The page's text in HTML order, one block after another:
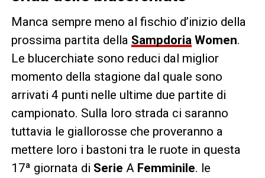
Manca sempre meno al fischio d’inizio della
prossima partita della SampdoriaWomen.
Le blucerchiate sono reduci dal miglior
momento della stagione dal quale sono
arrivati 4 punti nelle ultime due partite di
campionato. Sulla loro strada ci saranno
tuttavia le giallorosse che proveranno a
mettere loro i bastoni tra le ruote in questa
17ª giornata di Serie A Femminile. le